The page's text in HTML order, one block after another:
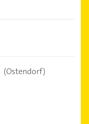
(Ostendorf)